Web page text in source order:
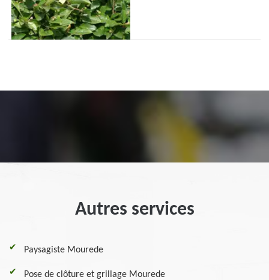
Autres services
Paysagiste Mourede
Pose de clôture et grillage Mourede